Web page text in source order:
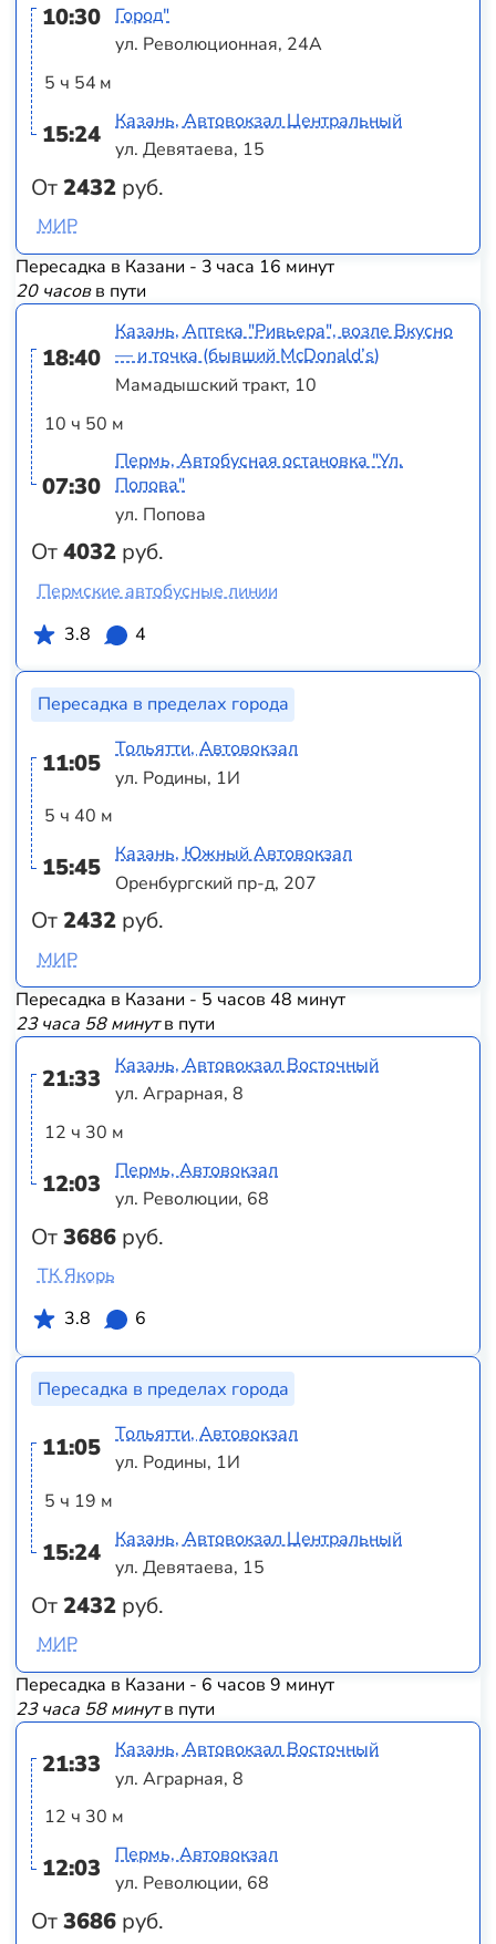
10:30
5 ч 54 м
15:24
От2432 руб.
Город"
ул. Революционная, 24А
Казань, Автовокзал Центральный
ул. Девятаева, 15
МИР
Пересадка в Казани - 3 часа 16 минут
20 часовв пути
18:40
10 ч 50 м
07:30
От4032 руб.
Казань, Аптека "Ривьера", возле Вкусно
— и точка (бывший McDonald’s)
Мамадышский тракт, 10
Пермь, Автобусная остановка "Ул.
Попова"
ул. Попова
Пермские автобусные линии
3.8
4
Пересадка в пределах города
11:05
5 ч 40 м
15:45
От2432 руб.
Тольятти, Автовокзал
ул. Родины, 1И
Казань, Южный Автовокзал
Оренбургский пр-д, 207
МИР
Пересадка в Казани - 5 часов 48 минут
23 часа 58 минутв пути
21:33
12 ч 30 м
12:03
От3686 руб.
Казань, Автовокзал Восточный
ул. Аграрная, 8
Пермь, Автовокзал
ул. Революции, 68
ТК Якорь
3.8
6
Пересадка в пределах города
11:05
5 ч 19 м
15:24
От2432 руб.
Тольятти, Автовокзал
ул. Родины, 1И
Казань, Автовокзал Центральный
ул. Девятаева, 15
МИР
Пересадка в Казани - 6 часов 9 минут
23 часа 58 минутв пути
21:33
12 ч 30 м
12:03
От3686 руб.
Казань, Автовокзал Восточный
ул. Аграрная, 8
Пермь, Автовокзал
ул. Революции, 68